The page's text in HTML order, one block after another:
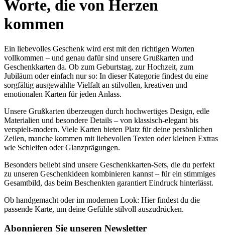
Worte, die von Herzen
kommen
Ein liebevolles Geschenk wird erst mit den richtigen Worten
vollkommen – und genau dafür sind unsere Grußkarten und
Geschenkkarten da. Ob zum Geburtstag, zur Hochzeit, zum
Jubiläum oder einfach nur so: In dieser Kategorie findest du eine
sorgfältig ausgewählte Vielfalt an stilvollen, kreativen und
emotionalen Karten für jeden Anlass.
Unsere Grußkarten überzeugen durch hochwertiges Design, edle
Materialien und besondere Details – von klassisch-elegant bis
verspielt-modern. Viele Karten bieten Platz für deine persönlichen
Zeilen, manche kommen mit liebevollen Texten oder kleinen Extras
wie Schleifen oder Glanzprägungen.
Besonders beliebt sind unsere Geschenkkarten-Sets, die du perfekt
zu unseren Geschenkideen kombinieren kannst – für ein stimmiges
Gesamtbild, das beim Beschenkten garantiert Eindruck hinterlässt.
Ob handgemacht oder im modernen Look: Hier findest du die
passende Karte, um deine Gefühle stilvoll auszudrücken.
Abonnieren Sie unseren Newsletter